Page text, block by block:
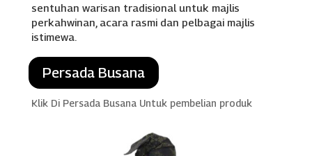
sentuhan warisan tradisional untuk majlis
perkahwinan, acara rasmi dan pelbagai majlis
istimewa.
Persada Busana
Klik Di Persada Busana Untuk pembelian produk